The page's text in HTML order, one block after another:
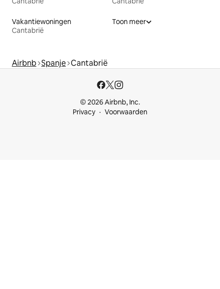
Vakantiewoningen
Cantabrië
Toon meer
Airbnb Spanje Cantabrië
© 2026 Airbnb, Inc.
Privacy
Voorwaarden